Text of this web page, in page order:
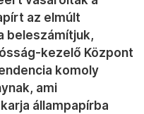
az elmúlt
beleszámítjuk,
kezelő Központ
komoly
ami
állampapírba